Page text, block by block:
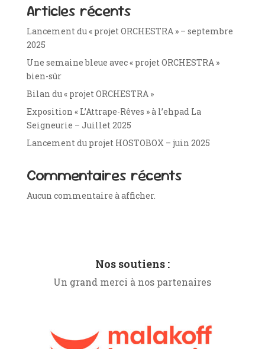
Articles récents
Lancement du « projet ORCHESTRA » – septembre
2025
Une semaine bleue avec « projet ORCHESTRA »
bien-sûr
Bilan du « projet ORCHESTRA »
Exposition « L’Attrape-Rêves » à l’ehpad La
Seigneurie – Juillet 2025
Lancement du projet HOSTOBOX – juin 2025
Commentaires récents
Aucun commentaire à afficher.
Nos soutiens :
Un grand merci à nos partenaires